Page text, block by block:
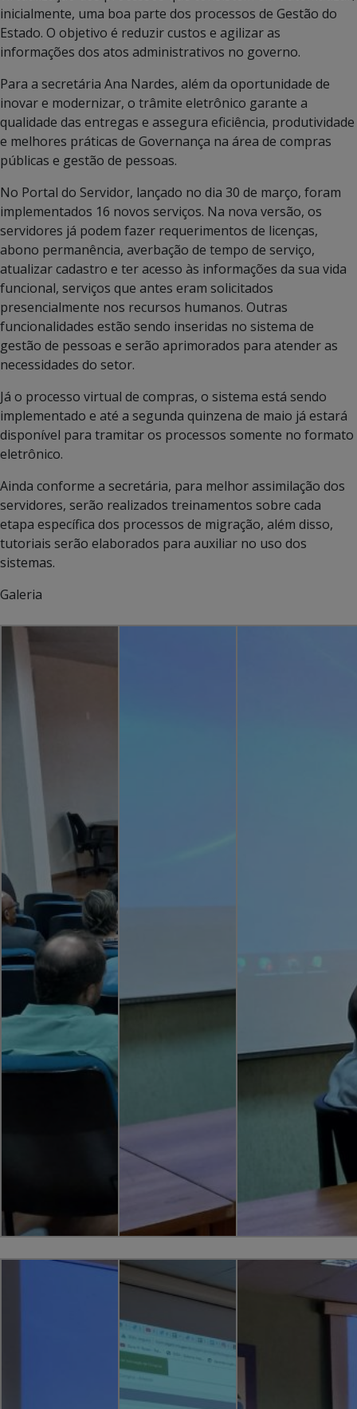
inicialmente, uma boa parte dos processos de Gestão do
Estado. O objetivo é reduzir custos e agilizar as
informações dos atos administrativos no governo.
Para a secretária Ana Nardes, além da oportunidade de
inovar e modernizar, o trâmite eletrônico garante a
qualidade das entregas e assegura eficiência, produtividade
e melhores práticas de Governança na área de compras
públicas e gestão de pessoas.
No Portal do Servidor, lançado no dia 30 de março, foram
implementados 16 novos serviços. Na nova versão, os
servidores já podem fazer requerimentos de licenças,
abono permanência, averbação de tempo de serviço,
atualizar cadastro e ter acesso às informações da sua vida
funcional, serviços que antes eram solicitados
presencialmente nos recursos humanos. Outras
funcionalidades estão sendo inseridas no sistema de
gestão de pessoas e serão aprimorados para atender as
necessidades do setor.
Já o processo virtual de compras, o sistema está sendo
implementado e até a segunda quinzena de maio já estará
disponível para tramitar os processos somente no formato
eletrônico.
Ainda conforme a secretária, para melhor assimilação dos
servidores, serão realizados treinamentos sobre cada
etapa específica dos processos de migração, além disso,
tutoriais serão elaborados para auxiliar no uso dos
sistemas.
Galeria